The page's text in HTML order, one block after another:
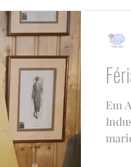
Em